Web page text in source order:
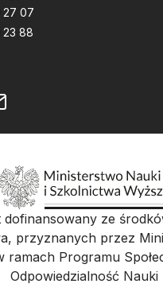
27 07
88
dofinansowany ze
przyznanych przez
ramach Programu
Odpowiedzialność Nauki